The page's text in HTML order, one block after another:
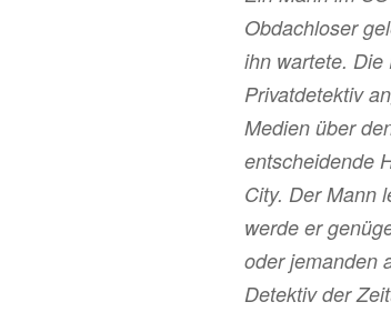
Obdachloser
ihn wartete. Die
Privatdetektiv
Medien über
entscheidende
City. Der Mann
werde er
oder jemanden
Detektiv der